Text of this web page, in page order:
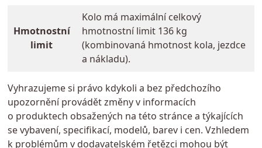
Hmotnostní
limit
Kolo má maximální celkový
hmotnostní limit 136 kg
(kombinovaná hmotnost kola, jezdce
a nákladu).
Vyhrazujeme si právo kdykoli a bez předchozího
upozornění provádět změny v informacích
o produktech obsažených na této stránce a týkajících
se vybavení, specifikací, modelů, barev i cen. Vzhledem
k problémům v dodavatelském řetězci mohou být